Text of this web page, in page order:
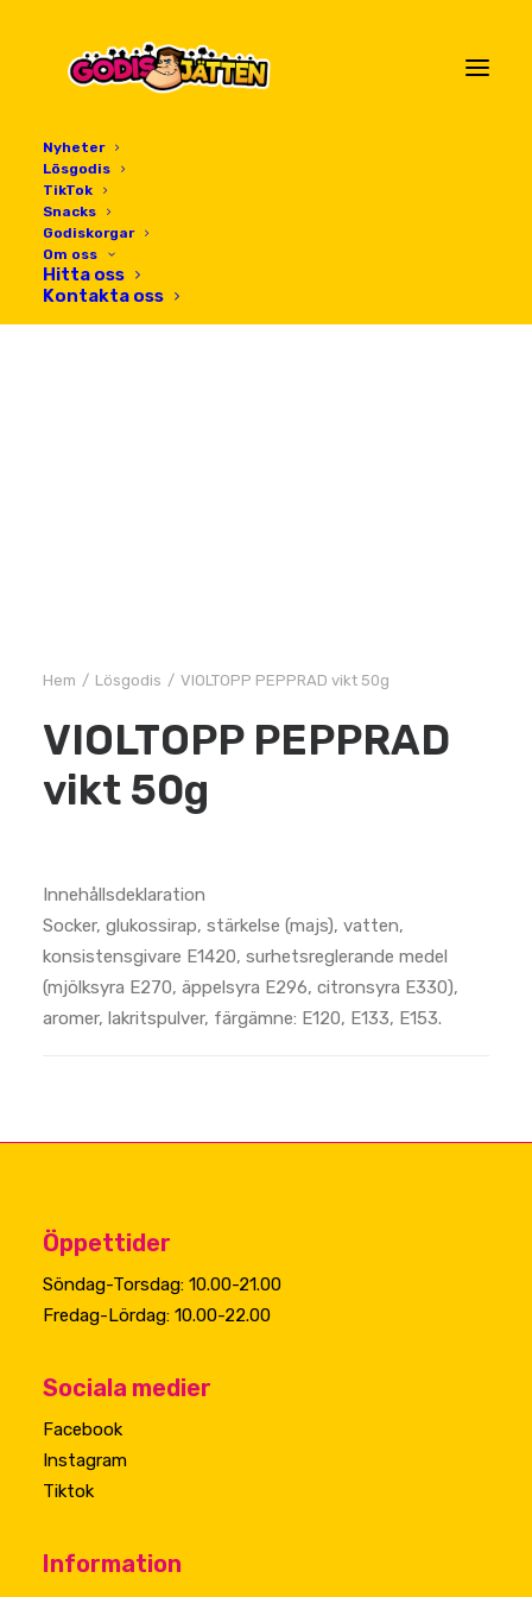
Nyheter
Lösgodis
TikTok
Snacks
Godiskorgar
Om oss
Hitta oss
Kontakta oss
Hem Lösgodis VIOLTOPP PEPPRAD vikt 50g
VIOLTOPP PEPPRAD
vikt 50g
Innehållsdeklaration
Socker, glukossirap, stärkelse (majs), vatten,
konsistensgivare E1420, surhetsreglerande medel
(mjölksyra E270, äppelsyra E296, citronsyra E330),
aromer, lakritspulver, färgämne: E120, E133, E153.
Öppettider
Söndag-Torsdag: 10.00-21.00
Fredag-Lördag: 10.00-22.00
Sociala medier
Facebook
Instagram
Tiktok
Information